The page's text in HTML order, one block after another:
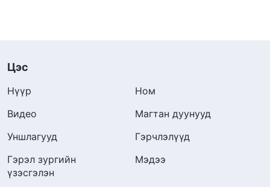
Цэс
Нүүр
Ном
Видео
Магтан дуунууд
Уншлагууд
Гэрчлэлүүд
Гэрэл зургийн
үзэсгэлэн
Мэдээ